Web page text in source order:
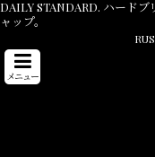
DAILY STANDARD. ハード
ャップ。
メニュー